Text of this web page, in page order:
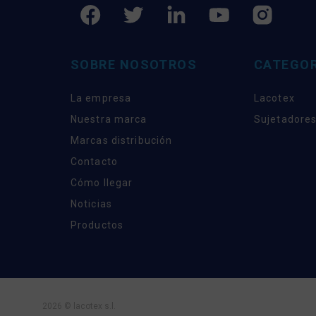
SOBRE NOSOTROS
La empresa
Nuestra marca
Marcas distribución
Contacto
Cómo llegar
Noticias
Productos
Lacotex